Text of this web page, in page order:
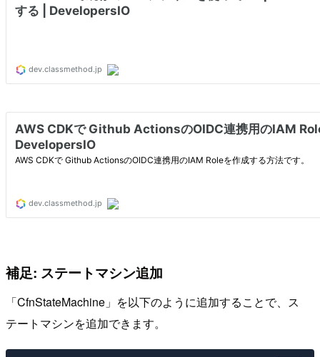
補足: ステートマシン追加
「CfnStateMachine」を以下のように追加することで、ス
テートマシンを追加できます。